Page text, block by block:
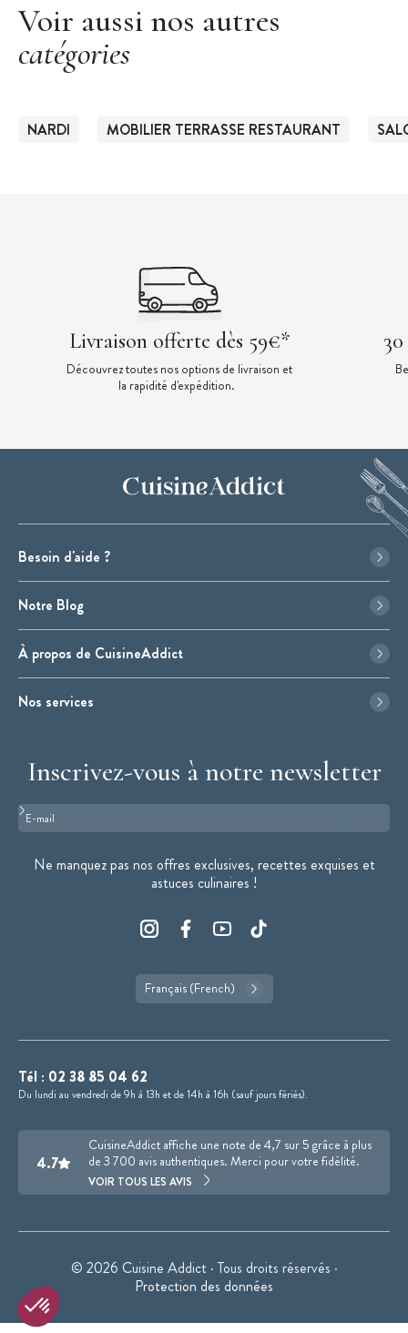
Voir aussi nos autres
catégories
NARDI MOBILIER TERRASSE RESTAURANT
Livraison offerte dès 59€*
Découvrez toutes nos options de livraison et
la rapidité d'expédition.
Besoin d'aide ?
Notre Blog
À propos de CuisineAddict
Nos services
Inscrivez-vous à notre newsletter
Format : adresse@email.com
Ne manquez pas nos offres exclusives, recettes exquises et
astuces culinaires !
Français (French)
Tél : 02 38 85 04 62
Du lundi au vendredi de 9h à 13h et de 14h à 16h (sauf jours fériés).
4.7
CuisineAddict affiche une note de 4,7 sur 5 grâce à plus
de 3 700 avis authentiques. Merci pour votre fidélité.
VOIR TOUS LES AVIS
© 2026 Cuisine Addict · Tous droits réservés ·
Protection des données